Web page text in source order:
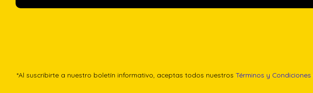
*Al suscribirte a nuestro boletín informativo, aceptas todos nuestros Términos y Condiciones